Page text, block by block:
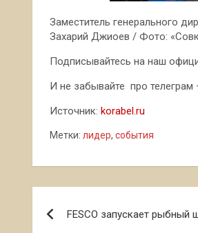
Заместитель генерального
Захарий Джиоев / Фото:
Подписывайтесь на наш
И не забывайте про
Источник: korabel.ru
Метки: лидер, события
FESCO запускает рыбный